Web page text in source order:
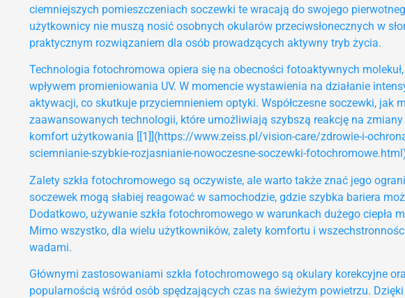
ciemniejszych pomieszczeniach soczewki te wracają do swojego
użytkownicy nie muszą nosić osobnych okularów przeciwsłonecznych w
praktycznym rozwiązaniem dla osób prowadzących aktywny tryb życia.
Technologia fotochromowa opiera się na obecności fotoaktywnych
wpływem promieniowania UV. W momencie wystawienia na działanie
aktywacji, co skutkuje przyciemnieniem optyki. Współczesne soczewki, jak
zaawansowanych technologii, które umożliwiają szybszą reakcję na
komfort użytkowania [[1]](https://www.zeiss.pl/vision-care/zdrowie-i-
sciemnianie-szybkie-rozjasnianie-nowoczesne-soczewki-
Zalety szkła fotochromowego są oczywiste, ale warto także znać jego
soczewek mogą słabiej reagować w samochodzie, gdzie szybka bariera
Dodatkowo, używanie szkła fotochromowego w warunkach dużego ciepła
Mimo wszystko, dla wielu użytkowników, zalety komfortu i
wadami.
Głównymi zastosowaniami szkła fotochromowego są okulary korekcyjne
popularnością wśród osób spędzających czas na świeżym powietrzu.